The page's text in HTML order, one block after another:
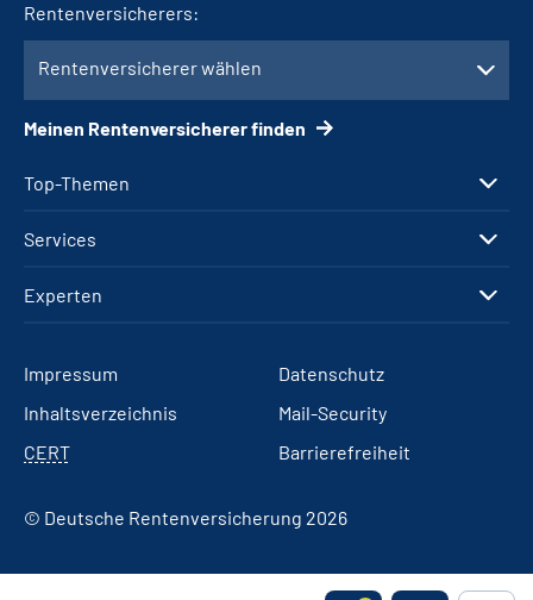
Top-Themen
Services
Experten
Rentenversicherers:
Rentenversicherer wählen
Meinen Rentenversicherer finden
Impressum
Datenschutz
Inhaltsverzeichnis
Mail-Security
CERT
Barrierefreiheit
© Deutsche Rentenversicherung 2026